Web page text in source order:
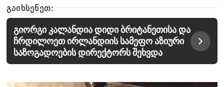
ᲒᲐᲘᲮᲡᲔᲜᲔᲗ:
გიორგი კალანდია დიდი ბრიტანეთისა და
ჩრდილოეთ ირლანდიის სამეფო აზიური
საზოგადოების დირექტორს შეხვდა